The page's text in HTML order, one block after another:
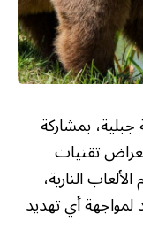
بمشاركة
تقنيات
النارية،
لمواجهة أي تهديد